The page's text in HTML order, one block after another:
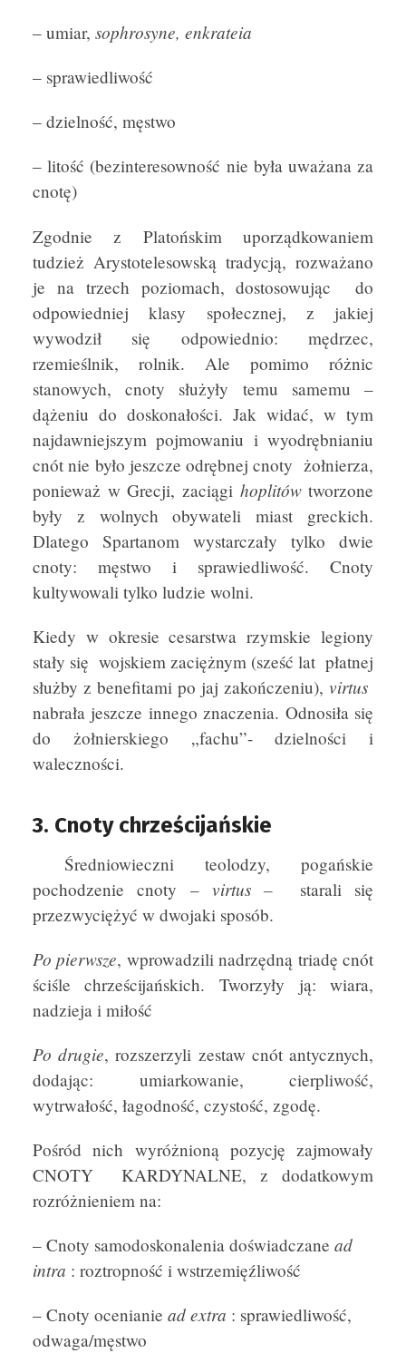
– umiar, sophrosyne, enkrateia
– sprawiedliwość
– dzielność, męstwo
– litość (bezinteresowność nie była uważana za
cnotę)
Zgodnie z Platońskim uporządkowaniem
tudzież Arystotelesowską tradycją, rozważano
je na trzech poziomach, dostosowując do
odpowiedniej klasy społecznej, z jakiej
wywodził się odpowiednio: mędrzec,
rzemieślnik, rolnik. Ale pomimo różnic
stanowych, cnoty służyły temu samemu –
dążeniu do doskonałości. Jak widać, w tym
najdawniejszym pojmowaniu i wyodrębnianiu
cnót nie było jeszcze odrębnej cnoty żołnierza,
ponieważ w Grecji, zaciągi hoplitówtworzone
były z wolnych obywateli miast greckich.
Dlatego Spartanom wystarczały tylko dwie
cnoty: męstwo i sprawiedliwość. Cnoty
kultywowali tylko ludzie wolni.
Kiedy w okresie cesarstwa rzymskie legiony
stały się wojskiem zaciężnym (sześć lat płatnej
służby z benefitami po jaj zakończeniu),virtus
nabrała jeszcze innego znaczenia. Odnosiła się
do żołnierskiego „fachu”- dzielności i
waleczności.
3. Cnoty chrześcijańskie
Średniowieczni teolodzy, pogańskie
pochodzenie cnoty – virtus –
starali się
przezwyciężyć w dwojaki sposób.
Po pierwsze, wprowadzili nadrzędną triadę cnót
ściśle chrześcijańskich. Tworzyły ją: wiara,
nadzieja i miłość
Po drugie, rozszerzyli zestaw cnót antycznych,
dodając: umiarkowanie, cierpliwość,
wytrwałość, łagodność, czystość, zgodę.
Pośród nich wyróżnioną pozycję zajmowały
CNOTY KARDYNALNE, z dodatkowym
rozróżnieniem na:
– Cnoty samodoskonalenia doświadczane ad
intra : roztropność i wstrzemięźliwość
– Cnoty ocenianie ad extra : sprawiedliwość,
odwaga/męstwo